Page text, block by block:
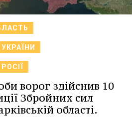
ворог здійснив 10
Збройних сил
області.